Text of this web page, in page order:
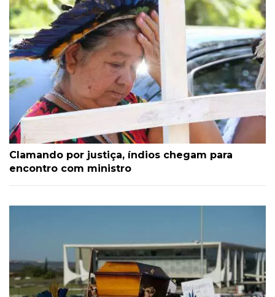
Clamando por justiça, índios chegam para
encontro com ministro